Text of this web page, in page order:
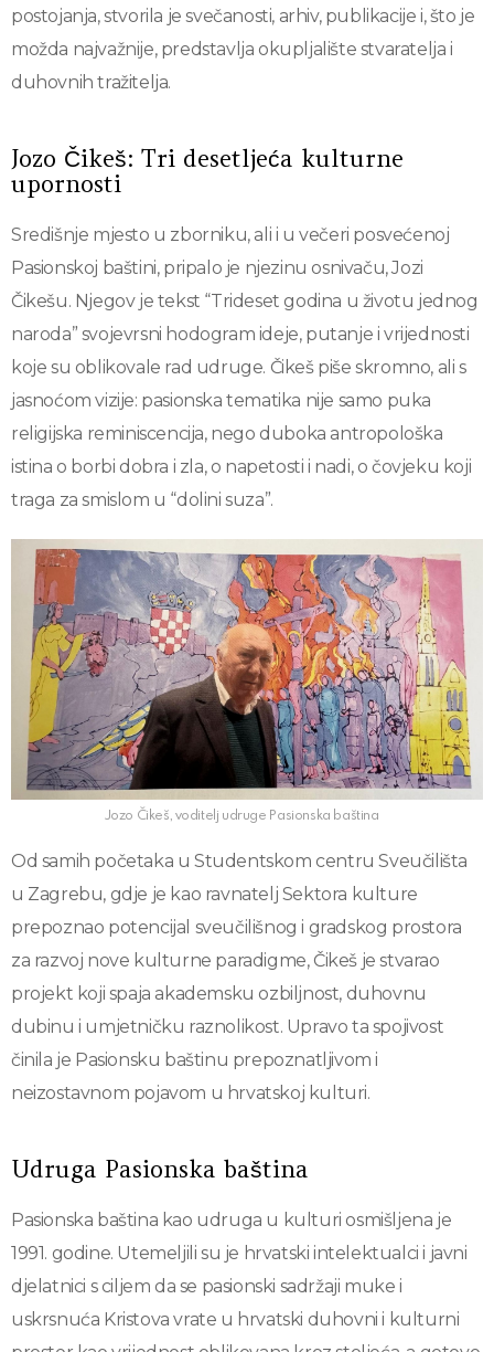
postojanja, stvorila je svečanosti, arhiv, publikacije i, što je
možda najvažnije, predstavlja okupljalište stvaratelja i
duhovnih tražitelja.
Jozo Čikeš: Tri desetljeća kulturne
upornosti
Središnje mjesto u zborniku, ali i u večeri posvećenoj
Pasionskoj baštini, pripalo je njezinu osnivaču, Jozi
Čikešu. Njegov je tekst “Trideset godina u životu jednog
naroda” svojevrsni hodogram ideje, putanje i vrijednosti
koje su oblikovale rad udruge. Čikeš piše skromno, ali s
jasnoćom vizije: pasionska tematika nije samo puka
religijska reminiscencija, nego duboka antropološka
istina o borbi dobra i zla, o napetosti i nadi, o čovjeku koji
traga za smislom u “dolini suza”.
Jozo Čikeš, voditelj udruge Pasionska baština
Od samih početaka u Studentskom centru Sveučilišta
u Zagrebu, gdje je kao ravnatelj Sektora kulture
prepoznao potencijal sveučilišnog i gradskog prostora
za razvoj nove kulturne paradigme, Čikeš je stvarao
projekt koji spaja akademsku ozbiljnost, duhovnu
dubinu i umjetničku raznolikost. Upravo ta spojivost
činila je Pasionsku baštinu prepoznatljivom i
neizostavnom pojavom u hrvatskoj kulturi.
Udruga Pasionska baština
Pasionska baština kao udruga u kulturi osmišljena je
1991. godine. Utemeljili su je hrvatski intelektualci i javni
djelatnici s ciljem da se pasionski sadržaji muke i
uskrsnuća Kristova vrate u hrvatski duhovni i kulturni